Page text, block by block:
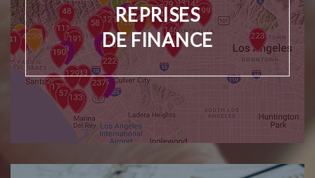
REPRISES
DE FINANCE